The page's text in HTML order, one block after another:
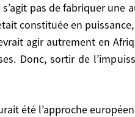
pas de fabriquer
constituée en
agir autrement en
Donc, sortir de
été l’approche
Proche-Orient: pas
Bush. Agir sur les
l’approche européenne?
et de l’initiative de